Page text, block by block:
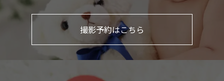
撮影予約はこちら